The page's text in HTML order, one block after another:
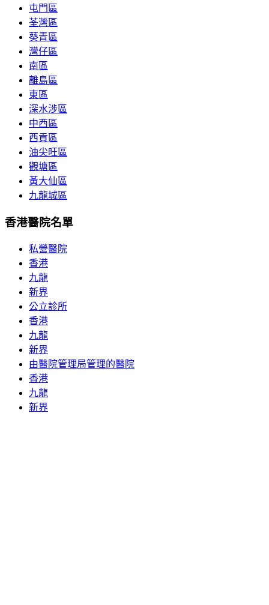
屯門區
荃灣區
葵青區
灣仔區
南區
離島區
東區
深水涉區
中西區
西貢區
油尖旺區
觀塘區
黃大仙區
九龍城區
香港醫院名單
私營醫院
香港
九龍
新界
公立診所
香港
九龍
新界
由醫院管理局管理的醫院
香港
九龍
新界